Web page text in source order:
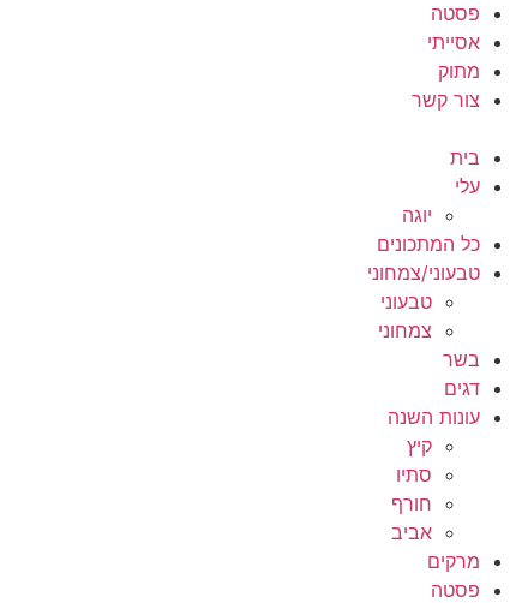
פסטה
אסייתי
מתוק
צור קשר
בית
עלי
יוגה
כל המתכונים
טבעוני/צמחוני
טבעוני
צמחוני
בשר
דגים
עונות השנה
קיץ
סתיו
חורף
אביב
מרקים
פסטה